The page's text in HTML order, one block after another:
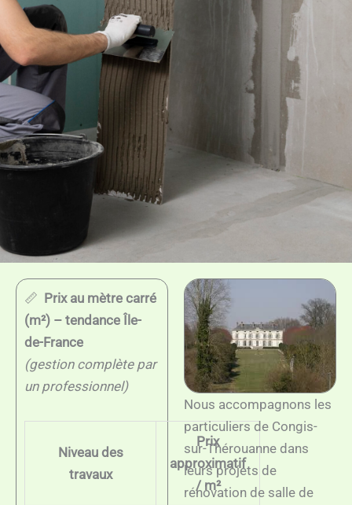
📏 Prix au mètre carré
(m²) – tendance Île-
de-France
(gestion complète par
un professionnel)
Niveau des
travaux
Prix
approximatif
/ m²
Nous accompagnons les
particuliers de Congis-
sur-Thérouanne dans
leurs projets de
rénovation de salle de